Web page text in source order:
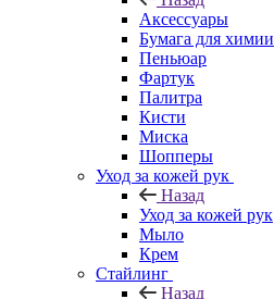
Аксессуары
Бумага для химии
Пеньюар
Фартук
Палитра
Кисти
Миска
Шопперы
Уход за кожей рук
Назад
Уход за кожей рук
Мыло
Крем
Стайлинг
Назад